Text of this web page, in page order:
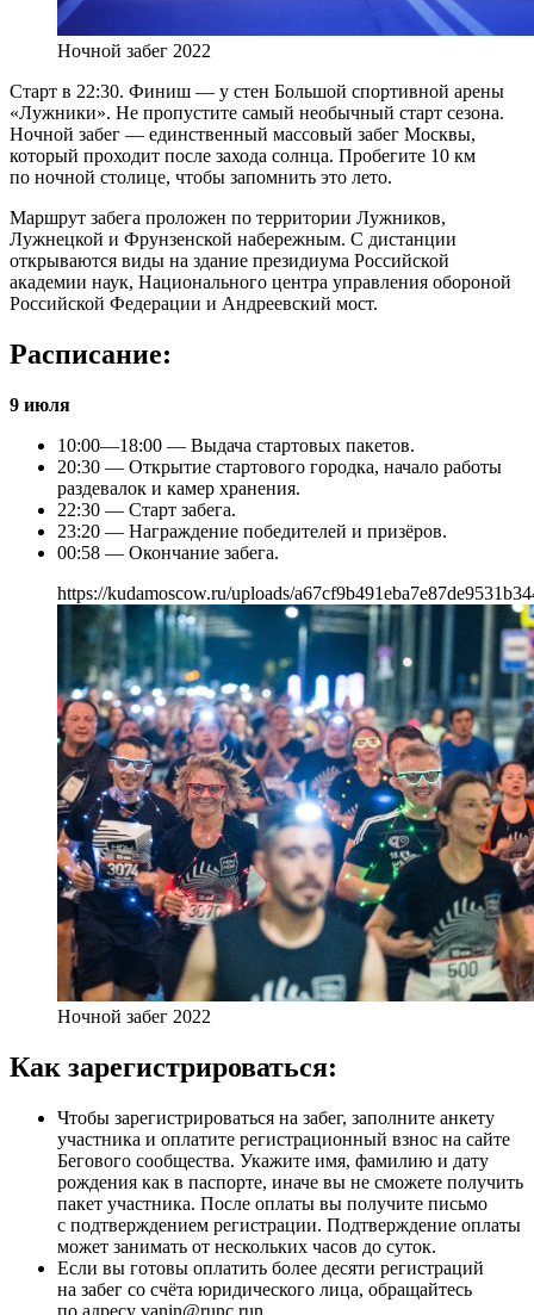
Ночной забег 2022
Старт в 22:30. Финиш — у стен Большой спортивной арены
«Лужники». Не пропустите самый необычный старт сезона.
Ночной забег — единственный массовый забег Москвы,
который проходит после захода солнца. Пробегите 10 км
по ночной столице, чтобы запомнить это лето.
Маршрут забега проложен по территории Лужников,
Лужнецкой и Фрунзенской набережным. С дистанции
открываются виды на здание президиума Российской
академии наук, Национального центра управления обороной
Российской Федерации и Андреевский мост.
Расписание:
9 июля
10:00—18:00 — Выдача стартовых пакетов.
20:30 — Открытие стартового городка, начало работы
раздевалок и камер хранения.
22:30 — Старт забега.
23:20 — Награждение победителей и призёров.
00:58 — Окончание забега.
https://kudamoscow.ru/uploads/
Ночной забег 2022
Как зарегистрироваться:
Чтобы зарегистрироваться на забег, заполните анкету
участника и оплатите регистрационный взнос на сайте
Бегового сообщества. Укажите имя, фамилию и дату
рождения как в паспорте, иначе вы не сможете получить
пакет участника. После оплаты вы получите письмо
с подтверждением регистрации. Подтверждение оплаты
может занимать от нескольких часов до суток.
Если вы готовы оплатить более десяти регистраций
на забег со счёта юридического лица, обращайтесь
по адресу vanin@runc.run.